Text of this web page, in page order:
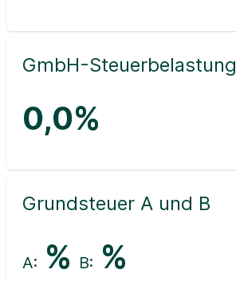
GmbH-Steuerbelastung
0,0%
Grundsteuer A und B
A: % B: %